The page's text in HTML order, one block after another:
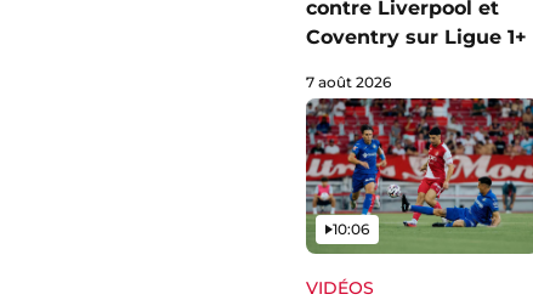
contre Liverpool et
Coventry sur Ligue 1+
7 août 2026
VIDÉOS
Vidéo
10:06